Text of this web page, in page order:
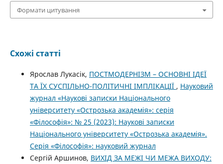
Формати цитування
Схожі статті
Ярослав Лукасік, ПОСТМОДЕРНІЗМ – ОСНОВНІ ІДЕЇ
ТА ЇХ СУСПІЛЬНО-ПОЛІТИЧНІ ІМПЛІКАЦІЇ , Науковий
журнал «Наукові записки Національного
університету «Острозька академія»: серія
«Філософія»: № 25 (2023): Наукові записки
Національного університету «Острозька академія».
Серія «Філо­софія»: науковий журнал
Сергій Аршинов, ВИХІД ЗА МЕЖІ ЧИ МЕЖА ВИХОДУ: